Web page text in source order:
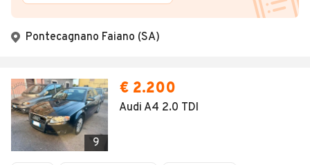
Pontecagnano Faiano (SA)
9
€ 2.200
Audi A4 2.0 TDI